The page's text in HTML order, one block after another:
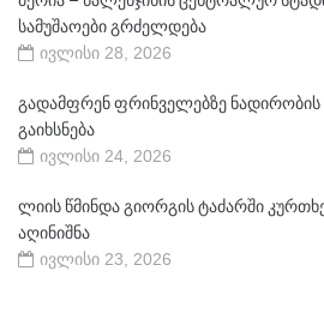
სამუშაოები გრძელდება
ივლისი 28, 2026
გადამფრენ ფრინველებზე ნადირობის
გაიხსნება
ივლისი 24, 2026
ლიის წმინდა გიორგის ტაძარში
აღინიშნა
ივლისი 23, 2026